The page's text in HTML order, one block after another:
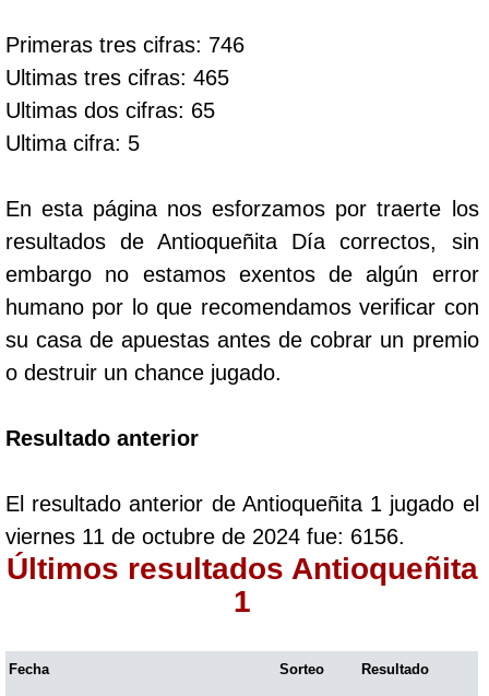
Dorado Mañana
Dorado Tarde
Fantástica Día
Fantástica Noche
Motilon Tarde
Motilon Noche
Paisita Día
Paisita Noche
Paisita 3
Primeras tres cifras: 746
Ultimas tres cifras: 465
Ultimas dos cifras: 65
Ultima cifra: 5
En esta página nos esforzamos por traerte los
resultados de Antioqueñita Día correctos, sin
embargo no estamos exentos de algún error
humano por lo que recomendamos verificar con
su casa de apuestas antes de cobrar un premio
o destruir un chance jugado.
Resultado anterior
El resultado anterior de Antioqueñita 1 jugado el
viernes 11 de octubre de 2024 fue: 6156.
Últimos resultados Antioqueñita
1
Fecha Sorteo Resultado